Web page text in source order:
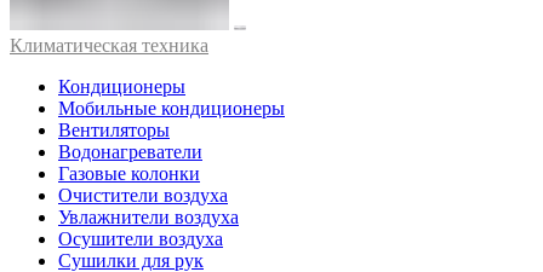
Климатическая техника
Кондиционеры
Мобильные кондиционеры
Вентиляторы
Водонагреватели
Газовые колонки
Очистители воздуха
Увлажнители воздуха
Осушители воздуха
Сушилки для рук